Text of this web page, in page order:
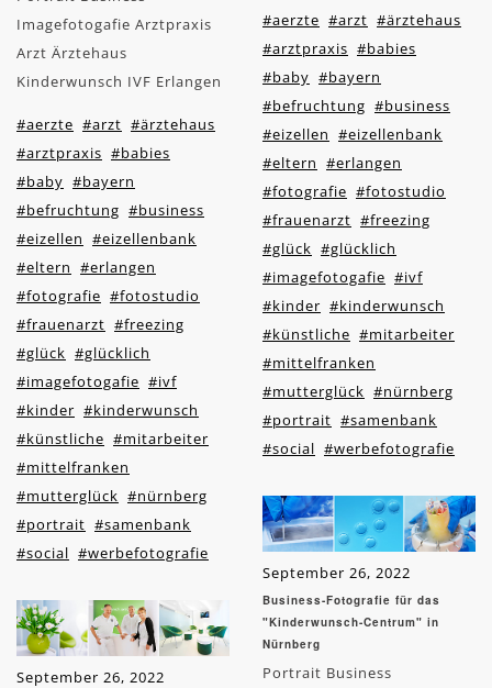
Imagefotogafie Arztpraxis
Arzt Ärztehaus
Kinderwunsch IVF Erlangen
#aerzte #arzt #ärztehaus
#arztpraxis #babies
#baby #bayern
#befruchtung #business
#eizellen #eizellenbank
#eltern #erlangen
#fotografie #fotostudio
#frauenarzt #freezing
#glück #glücklich
#imagefotogafie #ivf
#kinder #kinderwunsch
#künstliche #mitarbeiter
#mittelfranken
#mutterglück #nürnberg
#portrait #samenbank
#social #werbefotografie
September 26, 2022
#aerzte #arzt #ärztehaus
#arztpraxis #babies
#baby #bayern
#befruchtung #business
#eizellen #eizellenbank
#eltern #erlangen
#fotografie #fotostudio
#frauenarzt #freezing
#glück #glücklich
#imagefotogafie #ivf
#kinder #kinderwunsch
#künstliche #mitarbeiter
#mittelfranken
#mutterglück #nürnberg
#portrait #samenbank
#social #werbefotografie
September 26, 2022
Business-Fotografie für das
"Kinderwunsch-Centrum" in
Nürnberg
Portrait Business